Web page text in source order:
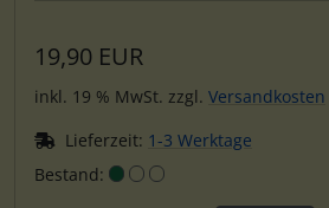
19,90 EUR
inkl. 19 % MwSt. zzgl. Versandkosten
Lieferzeit: 1-3 Werktage
Bestand: